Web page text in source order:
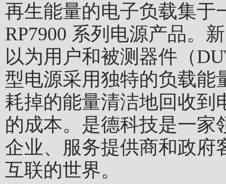
再生能量的电子负载集于
RP7900 系列电源产品。
以为用户和被测器件（
型电源采用独特的负载能
耗掉的能量清洁地回收到
的成本。是德科技是一家
企业、服务提供商和政府
互联的世界。